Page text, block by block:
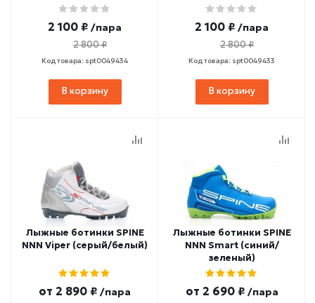
2 100 ₽ /пара
2 800 ₽
Код товара: spt0049434
В корзину
2 100 ₽ /пара
2 800 ₽
Код товара: spt0049433
В корзину
Лыжные ботинки SPINE
NNN Viper (серый/белый)
от 2 890 ₽ /пара
Лыжные ботинки SPINE
NNN Smart (синий/
зеленый)
от 2 690 ₽ /пара